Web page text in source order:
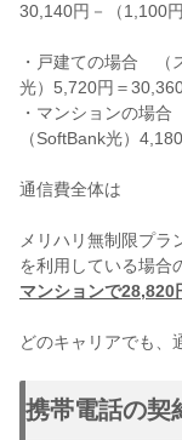
30,140円－（1,100
・戸建ての場合 （
光）5,720円＝
・マンションの場
（SoftBank光）
通信費全体は
メリハリ無制限プラ
を利用している場合
マンションで28,820
どのキャリアでも、
携帯電話の契